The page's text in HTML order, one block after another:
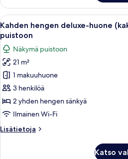
Standard
to
Family
Avaa
kaikki
huonetyypin
Kahden
hengen
deluxe-
huone
(kaksi
sänkyä),
puistoon
8
Kahden hengen deluxe-huone
puistoon
Näkymä puistoon
21 m²
1 makuuhuone
3 henkilöä
2 yhden hengen sänkyä
Ilmainen Wi-Fi
Lisätietoja
Lisätietoja
Katso